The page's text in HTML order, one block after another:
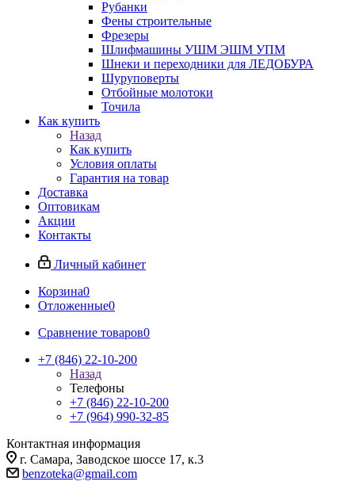
Рубанки
Фены строительные
Фрезеры
Шлифмашины УШМ ЭШМ УПМ
Шнеки и переходники для ЛЕДОБУРА
Шуруповерты
Отбойные молотоки
Точила
Как купить
Назад
Как купить
Условия оплаты
Гарантия на товар
Доставка
Оптовикам
Акции
Контакты
Личный кабинет
Корзина0
Отложенные0
Сравнение товаров0
+7 (846) 22-10-200
Назад
Телефоны
+7 (846) 22-10-200
+7 (964) 990-32-85
Контактная информация
г. Самара, Заводское шоссе 17, к.3
benzoteka@gmail.com